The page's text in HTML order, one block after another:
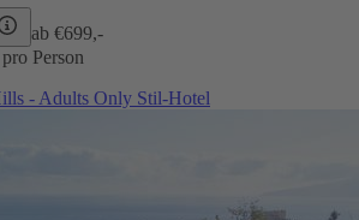
ab €699,-
Person
- Adults Only Stil-Hotel